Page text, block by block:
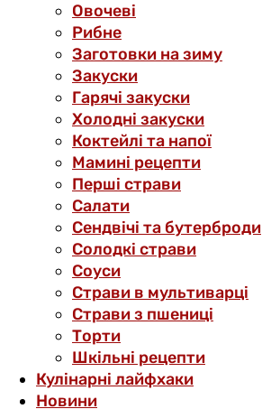
Овочеві
Рибне
Заготовки на зиму
Закуски
Гарячі закуски
Холодні закуски
Коктейлі та напої
Мамині рецепти
Перші страви
Салати
Сендвічі та бутерброди
Солодкі страви
Соуси
Страви в мультиварці
Страви з пшениці
Торти
Шкільні рецепти
Кулінарні лайфхаки
Новини